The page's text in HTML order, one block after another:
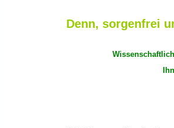
Denn, sorgenfrei